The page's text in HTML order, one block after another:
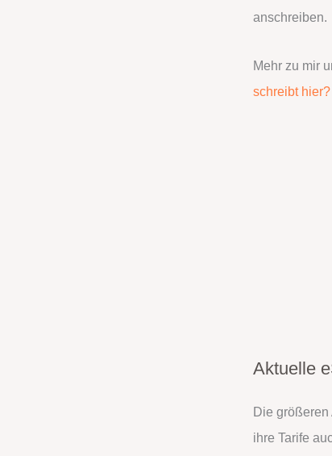
anschreiben.
Mehr zu mir
schreibt hier?
Aktuelle
Die
ihre Tarife